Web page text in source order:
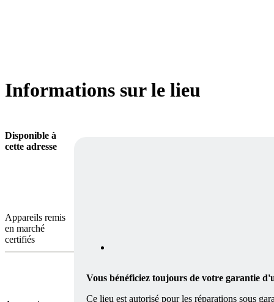
Informations sur le lieu
Disponible à
cette adresse
Appareils remis
en marché
certifiés
Vous bénéficiez toujours de votre garantie
Ce lieu est autorisé pour les réparations sous